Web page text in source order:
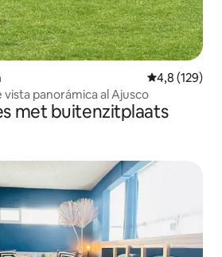
Gemiddelde
4,8 (129)
panorámica al Ajusco
met buitenzitplaats